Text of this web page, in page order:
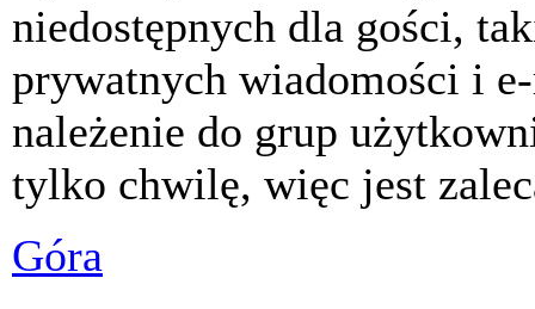
niedostępnych dla gości,
prywatnych wiadomości i
należenie do grup
tylko chwilę, więc jest
Góra